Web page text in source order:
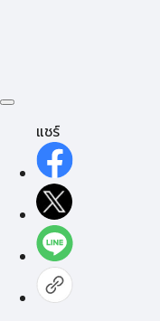
แชร์